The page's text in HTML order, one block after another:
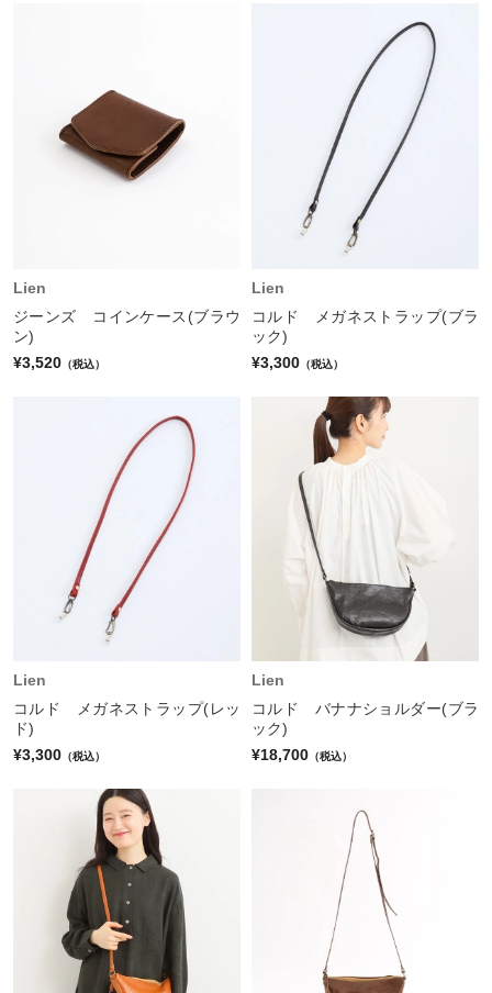
Lien
ジーンズ コインケース(ブラウ
ン)
¥3,520 （税込）
Lien
コルド メガネストラップ(ブラ
ック)
¥3,300 （税込）
Lien
コルド メガネストラップ(レッ
ド)
¥3,300 （税込）
Lien
コルド バナナショルダー(ブラ
ック)
¥18,700 （税込）